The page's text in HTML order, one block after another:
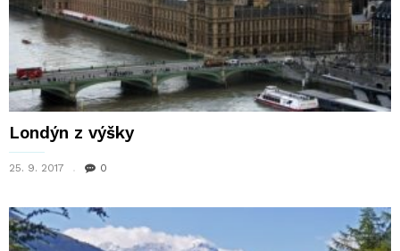
Londýn z výšky
25. 9. 2017 0